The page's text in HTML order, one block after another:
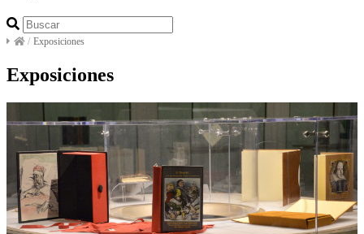
/ Exposiciones
Exposiciones